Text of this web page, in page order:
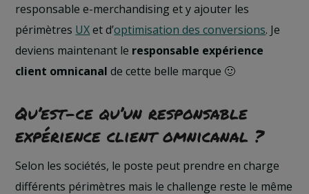
responsable e-merchandising et y ajouter les
périmètres UXet d’optimisation des conversions. Je
deviens maintenant le responsable expérience
client omnicanal de cette belle marque 🙂
Qu’est-ce qu’un responsable
expérience client omnicanal ?
Selon les sociétés, le poste peut prendre en charge
différents périmètres mais le challenge reste le même